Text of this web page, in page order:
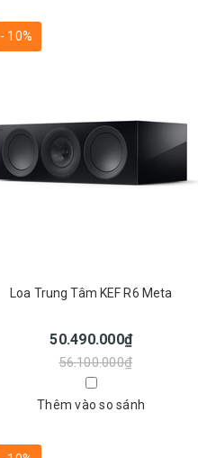
- 10%
Loa Trung Tâm KEF R6 Meta
50.490.000₫
56.100.000₫
Thêm vào so sánh